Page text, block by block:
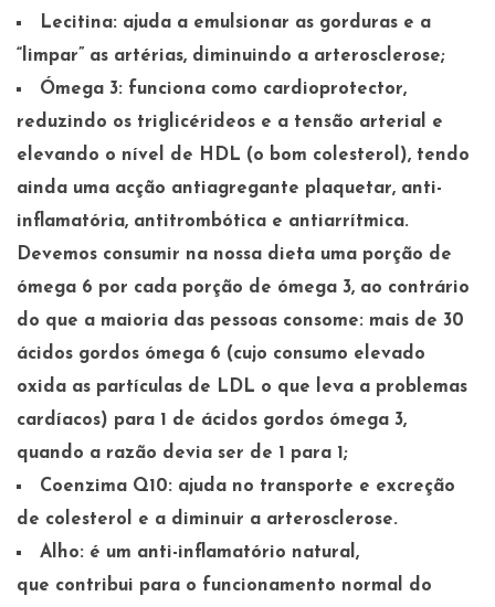
Lecitina: ajuda a emulsionar as gorduras e a
“limpar” as artérias, diminuindo a arterosclerose;
Ómega 3: funciona como cardioprotector,
reduzindo os triglicérideos e a tensão arterial e
elevando o nível de HDL (o bom colesterol), tendo
ainda uma acção antiagregante plaquetar, anti-
inflamatória, antitrombótica e antiarrítmica.
Devemos consumir na nossa dieta uma porção de
ómega 6 por cada porção de ómega 3, ao contrário
do que a maioria das pessoas consome: mais de 30
ácidos gordos ómega 6 (cujo consumo elevado
oxida as partículas de LDL o que leva a problemas
cardíacos) para 1 de ácidos gordos ómega 3,
quando a razão devia ser de 1 para 1;
Coenzima Q10: ajuda no transporte e excreção
de colesterol e a diminuir a arterosclerose.
Alho: é um anti-inflamatório natural,
que contribui para o funcionamento normal do